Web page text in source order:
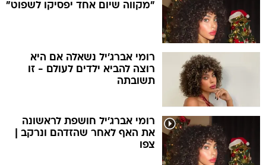
"מקווה שיום אחד יפסיקו לשפוט"
רומי אברג'יל נשאלה אם היא
רוצה להביא ילדים לעולם - זו
תשובתה
רומי אברג'יל חושפת לראשונה
את האף לאחר שהזדהם ונרקב |
צפו